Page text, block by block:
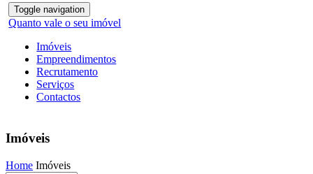
Toggle navigation
Quanto vale o seu imóvel
Imóveis
Empreendimentos
Recrutamento
Serviços
Contactos
Imóveis
Home Imóveis